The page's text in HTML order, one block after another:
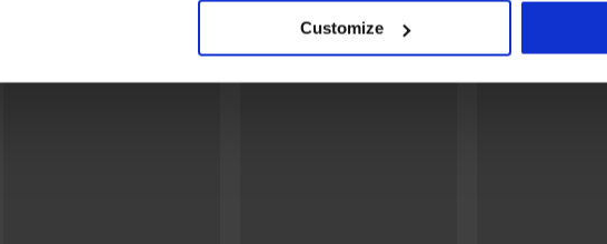
Customize